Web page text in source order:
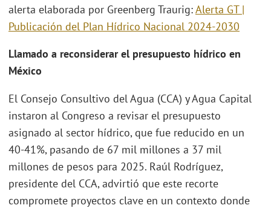
alerta elaborada por Greenberg Traurig:Alerta GT |
Publicación del Plan Hídrico Nacional 2024-2030
Llamado a reconsiderar el presupuesto hídrico en
México
El Consejo Consultivo del Agua (CCA) y Agua Capital
instaron al Congreso a revisar el presupuesto
asignado al sector hídrico, que fue reducido en un
40-41%, pasando de 67 mil millones a 37 mil
millones de pesos para 2025. Raúl Rodríguez,
presidente del CCA, advirtió que este recorte
compromete proyectos clave en un contexto donde